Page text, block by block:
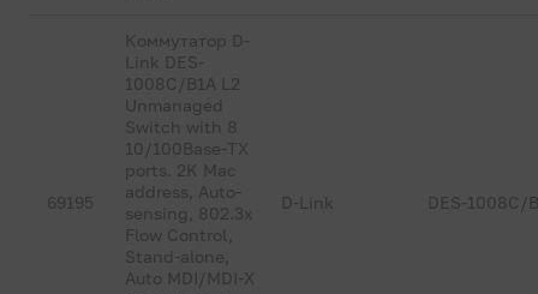
69195
Коммутатор D-
Link DES-
1008C/B1A L2
Unmanaged
Switch with 8
10/100Base-TX
ports. 2K Mac
address, Auto-
sensing, 802.3x
Flow Control,
Stand-alone,
Auto MDI/MDI-X
D-Link DES-1008C/